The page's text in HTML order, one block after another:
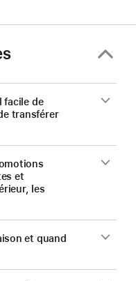
nouveau Mac.
facile de
transférer
et
les
et quand